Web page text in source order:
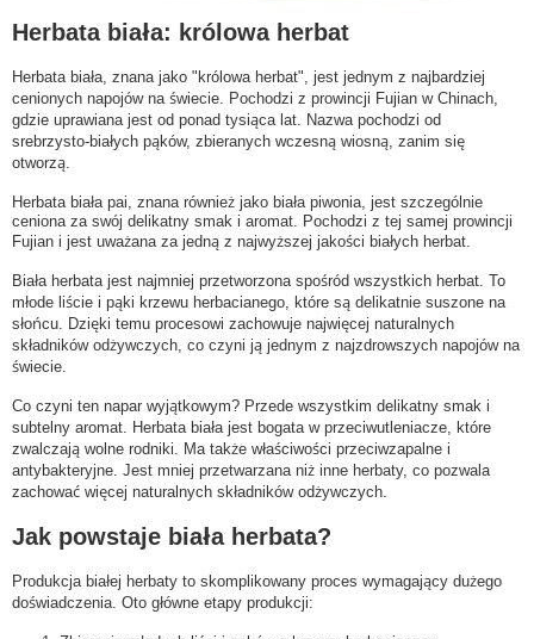
Herbata biała: królowa herbat
Herbata biała, znana jako "królowa herbat", jest jednym z najbardziej
cenionych napojów na świecie. Pochodzi z prowincji Fujian w Chinach,
gdzie uprawiana jest od ponad tysiąca lat. Nazwa pochodzi od
srebrzysto-białych pąków, zbieranych wczesną wiosną, zanim się
otworzą.
Herbata biała pai, znana również jako biała piwonia, jest szczególnie
ceniona za swój delikatny smak i aromat. Pochodzi z tej samej prowincji
Fujian i jest uważana za jedną z najwyższej jakości białych herbat.
Biała herbata jest najmniej przetworzona spośród wszystkich herbat. To
młode liście i pąki krzewu herbacianego, które są delikatnie suszone na
słońcu. Dzięki temu procesowi zachowuje najwięcej naturalnych
składników odżywczych, co czyni ją jednym z najzdrowszych napojów na
świecie.
Co czyni ten napar wyjątkowym? Przede wszystkim delikatny smak i
subtelny aromat. Herbata biała jest bogata w przeciwutleniacze, które
zwalczają wolne rodniki. Ma także właściwości przeciwzapalne i
antybakteryjne. Jest mniej przetwarzana niż inne herbaty, co pozwala
zachować więcej naturalnych składników odżywczych.
Jak powstaje biała herbata?
Produkcja białej herbaty to skomplikowany proces wymagający dużego
doświadczenia. Oto główne etapy produkcji: